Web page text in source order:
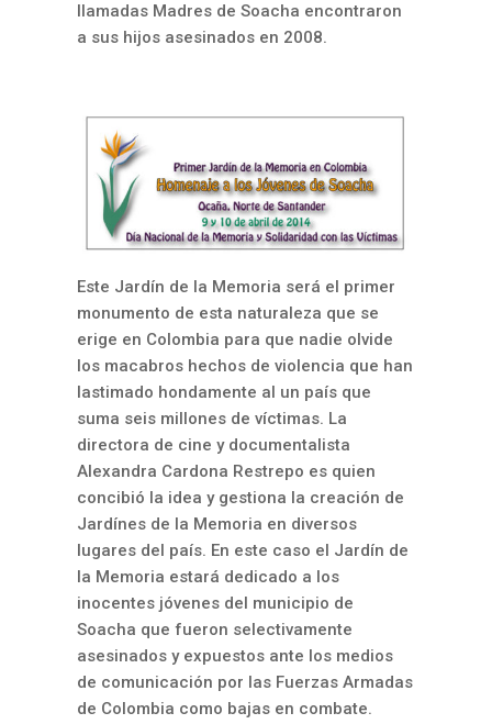
llamadas Madres de Soacha encontraron
a sus hijos asesinados en 2008.
Este Jardín de la Memoria será el primer
monumento de esta naturaleza que se
erige en Colombia para que nadie olvide
los macabros hechos de violencia que han
lastimado hondamente al un país que
suma seis millones de víctimas. La
directora de cine y documentalista
Alexandra Cardona Restrepo es quien
concibió la idea y gestiona la creación de
Jardínes de la Memoria en diversos
lugares del país. En este caso el Jardín de
la Memoria estará dedicado a los
inocentes jóvenes del municipio de
Soacha que fueron selectivamente
asesinados y expuestos ante los medios
de comunicación por las Fuerzas Armadas
de Colombia como bajas en combate.